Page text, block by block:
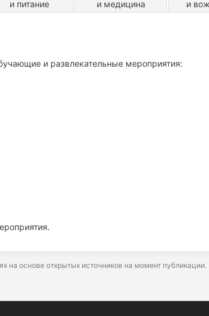
и питание
и медицина
и
и развлекательные мероприятия:
на основе открытых источников на момент публикации.